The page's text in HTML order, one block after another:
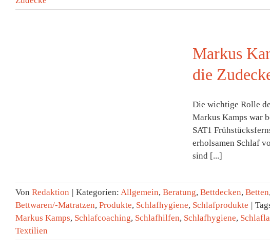
Markus
die
Die wichtige Rolle
Markus Kamps war
SAT1
erholsamen Schlaf
sind [...]
Von Redaktion | Kategorien: Allgemein, Beratung, Bettdecken, Betten
Bettwaren/-Matratzen, Produkte, Schlafhygiene, Schlafprodukte |
Markus Kamps, Schlafcoaching, Schlafhilfen, Schlafhygiene,
Textilien